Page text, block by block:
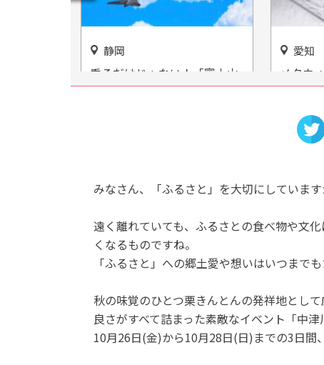
静岡
乗るだけじゃない！「富士山
静岡空港」で飛行機を楽しも
愛知
メタウ
なごや
みなさん、「ふるさと」を大切にしています
遠く離れていても、ふるさとの食べ物や文
くなるものですね。
「ふるさと」への郷土愛や想いはいつまで
秋の味覚のひとつ栗きんとんの発祥地とし
良さがすべて詰まった素敵なイベント「中
10月26日(金)から10月28日(日)までの3日間